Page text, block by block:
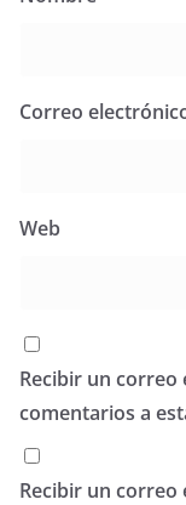
Correo
Web
Recibir un correo
comentarios a
Recibir un correo